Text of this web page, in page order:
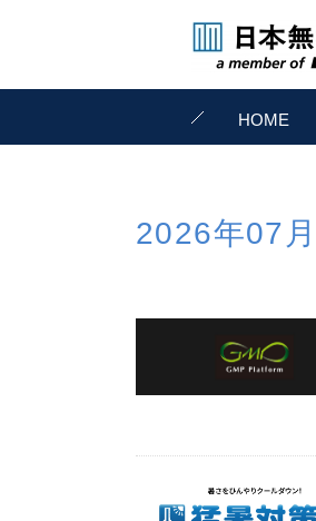
HOME
2026年07